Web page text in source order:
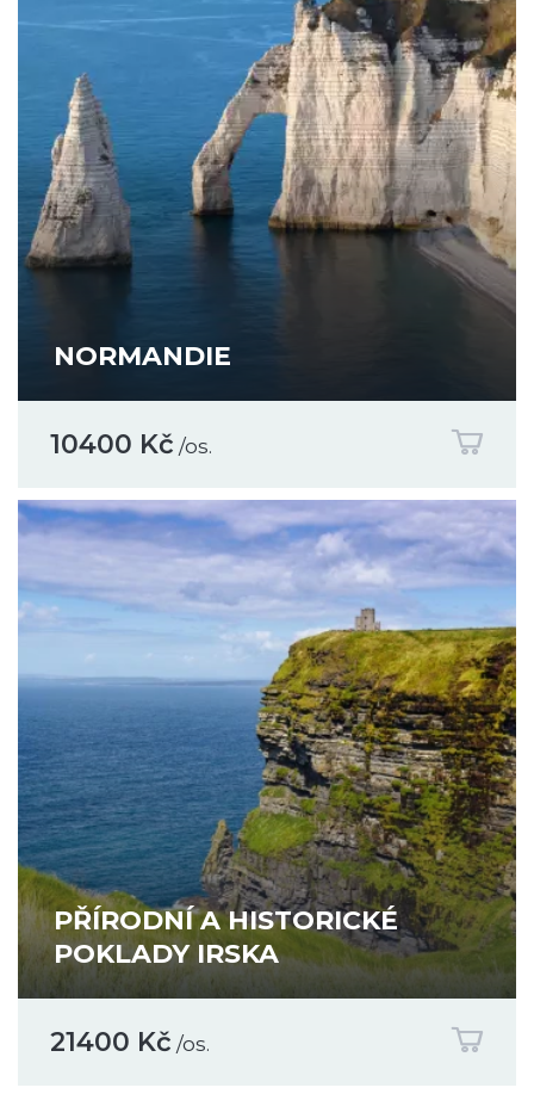
NORMANDIE
10400 Kč /os.
PŘÍRODNÍ A HISTORICKÉ
POKLADY IRSKA
21400 Kč /os.